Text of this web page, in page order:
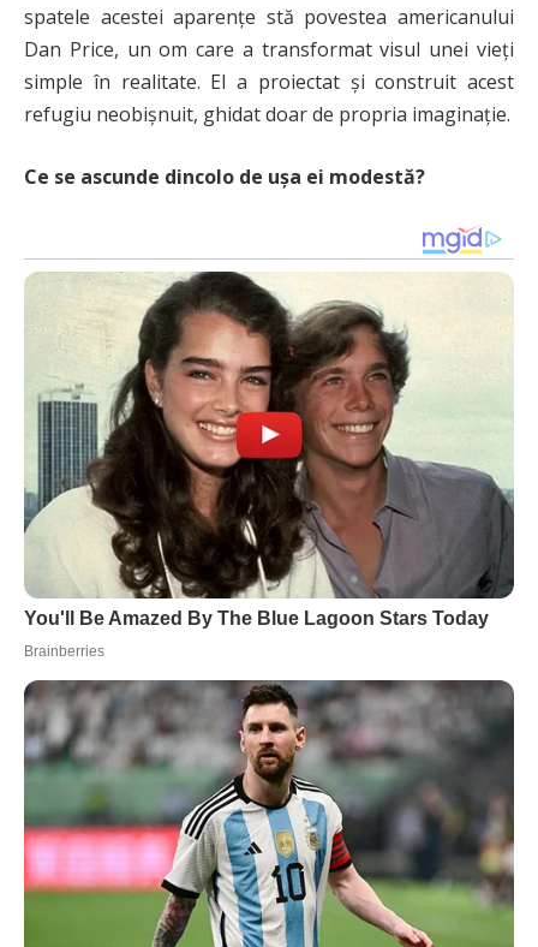
spatele acestei aparențe stă povestea americanului
Dan Price, un om care a transformat visul unei vieți
simple în realitate. El a proiectat și construit acest
refugiu neobișnuit, ghidat doar de propria imaginație.
Ce se ascunde dincolo de ușa ei modestă?